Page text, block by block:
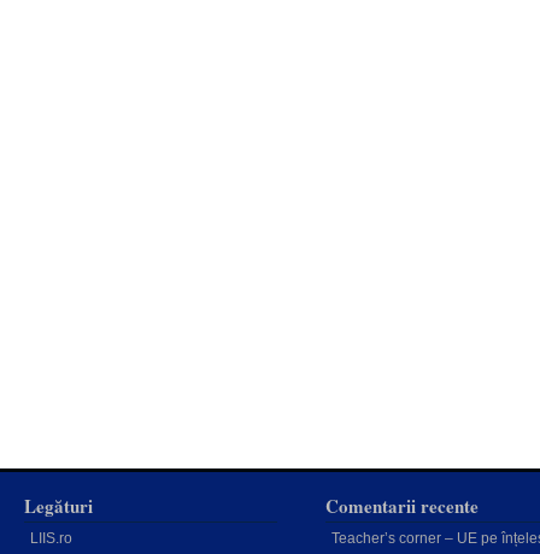
Legături
LIIS.ro
Comentarii recente
Teacher’s corner – UE pe